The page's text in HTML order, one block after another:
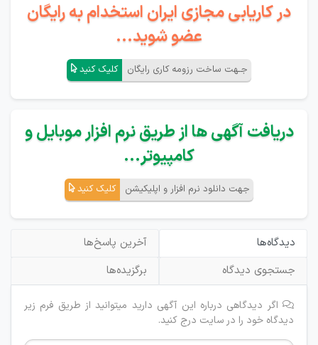
در کاریابی مجازی ایران استخدام به رایگان
عضو شوید...
جـهت ساخت رزومه کاری رایگان کلیک کنید
دریافت آگهی ها از طریق نرم افزار موبایل و
کامپیوتر...
جهت دانلود نرم افزار و اپلیکیشن کلیک کنید
دیدگاه‌ها
آخرین پاسخ‌ها
جستجوی دیدگاه
برگزیده‌ها
اگر دیدگاهی درباره این آگهی دارید میتوانید از طریق فرم زیر
دیدگاه خود را در سایت درج کنید.